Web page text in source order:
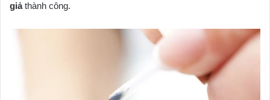
giảthành công.